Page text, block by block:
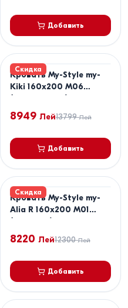
Добавить
Скидка
Кровать My-Style my-
Kiki 160x200 M06
(Коричневый) + Матрас
Salt Confort Clasic
160x200
8949 Лей13799 Лей
Добавить
Скидка
Кровать My-Style my-
Alia R 160x200 M01
(Бежевый)
8220 Лей12300 Лей
Добавить